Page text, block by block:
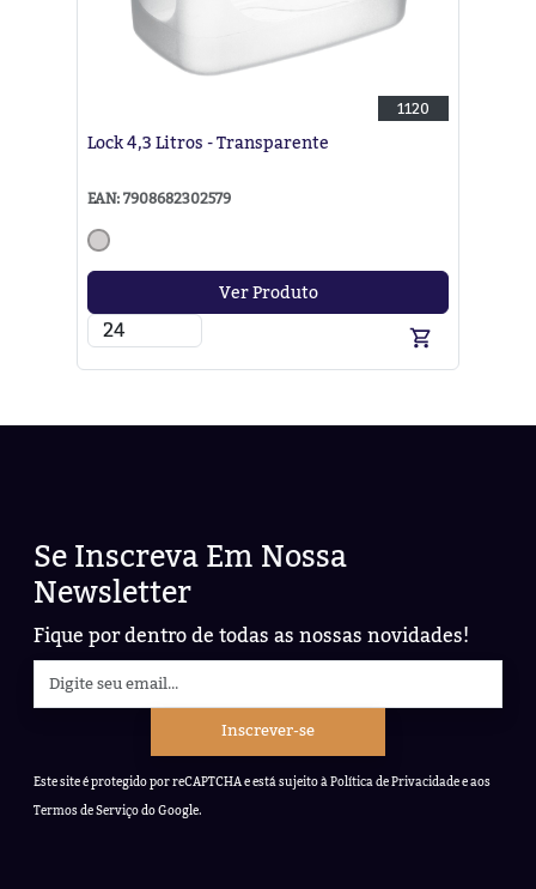
1120
Lock 4,3 Litros - Transparente
EAN: 7908682302579
Ver Produto
Se Inscreva Em Nossa
Newsletter
Fique por dentro de todas as nossas novidades!
Inscrever-se
Este site é protegido por reCAPTCHA e está sujeito àPolítica de Privacidadee aos
Termos de Serviçodo Google.